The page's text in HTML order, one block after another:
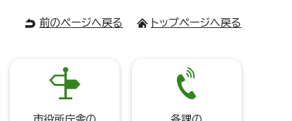
前のページへ戻る トップページへ戻る